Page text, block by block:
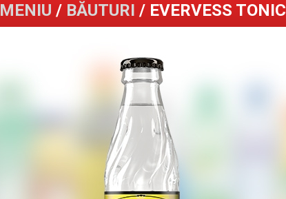
MENIU / BĂUTURI / EVERVESS TONIC